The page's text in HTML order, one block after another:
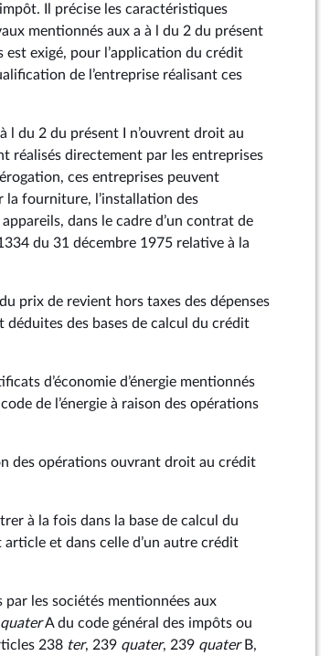
Il précise les caractéristiques
mentionnés aux a à l du 2 du présent
est exigé, pour l’application du crédit
de l’entreprise réalisant ces
l du 2 du présent I n’ouvrent droit au
réalisés directement par les entreprises
ces entreprises peuvent
la fourniture, l’installation des
dans le cadre d’un contrat de
du 31 décembre 1975 relative à la
prix de revient hors taxes des dépenses
déduites des bases de calcul du crédit
d’économie d’énergie mentionnés
de l’énergie à raison des opérations
des opérations ouvrant droit au crédit
à la fois dans la base de calcul du
et dans celle d’un autre crédit
par les sociétés mentionnées aux
quaterA du code général des impôts ou
238 ter, 239 quater, 239 quaterB,